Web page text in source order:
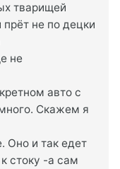
тварищей
не по децки
не
авто с
Скажем я
Оно и так едет
стоку -а сам